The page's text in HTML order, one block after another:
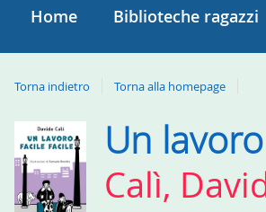
Home Biblioteche ragazzi
Torna indietro Torna alla homepage
Dettaglio
del
documento
Un
Calì,